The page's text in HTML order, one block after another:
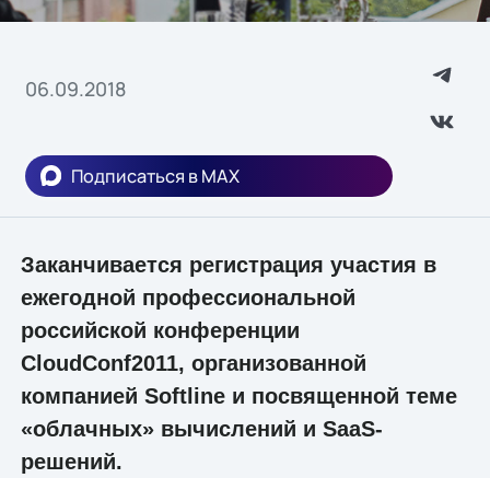
06.09.2018
Подписаться в MAX
Заканчивается регистрация участия в
ежегодной профессиональной
российской конференции
CloudConf2011, организованной
компанией Softline и посвященной теме
«облачных» вычислений и SaaS-
решений.